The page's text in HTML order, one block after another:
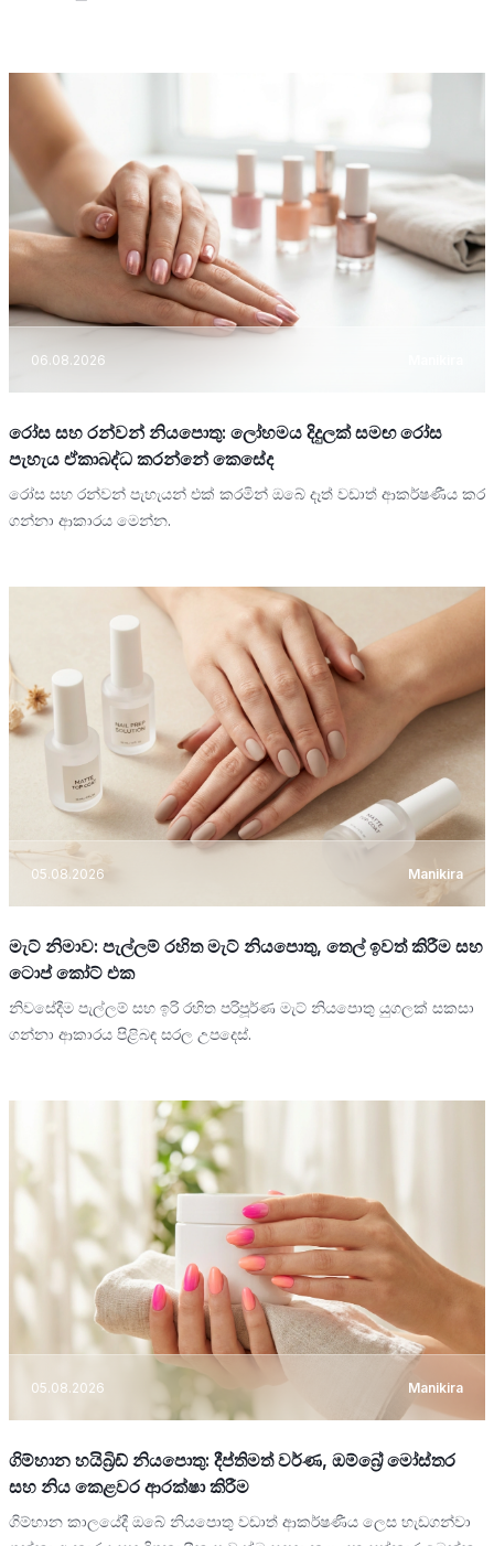
06.08.2026
රෝස සහ රන්වන් නියපොතු: ලෝහමය දිදුලක් සමඟ රෝස
පැහැය ඒකාබද්ධ කරන්නේ කෙසේද
රෝස සහ රන්වන් පැහැයන් එක් කරමින් ඔබේ දෑත් වඩාත් ආකර්ෂණීය කර
ගන්නා ආකාරය මෙන්න.
05.08.2026 Manikira
මැට් නිමාව: පැල්ලම් රහිත මැට් නියපොතු, තෙල් ඉවත් කිරීම සහ
ටොප් කෝට් එක
නිවසේදීම පැල්ලම් සහ ඉරි රහිත පරිපූර්ණ මැට් නියපොතු යුගලක් සකසා
ගන්නා ආකාරය පිළිබඳ සරල උපදෙස්.
05.08.2026 Manikira
ගිම්හාන හයිබ්‍රිඩ් නියපොතු: දීප්තිමත් වර්ණ, ඔම්බ්‍රේ මෝස්තර
සහ නිය කෙළවර ආරක්ෂා කිරීම
ගිම්හාන කාලයේදී ඔබේ නියපොතු වඩාත් ආකර්ෂණීය ලෙස හැඩගන්වා